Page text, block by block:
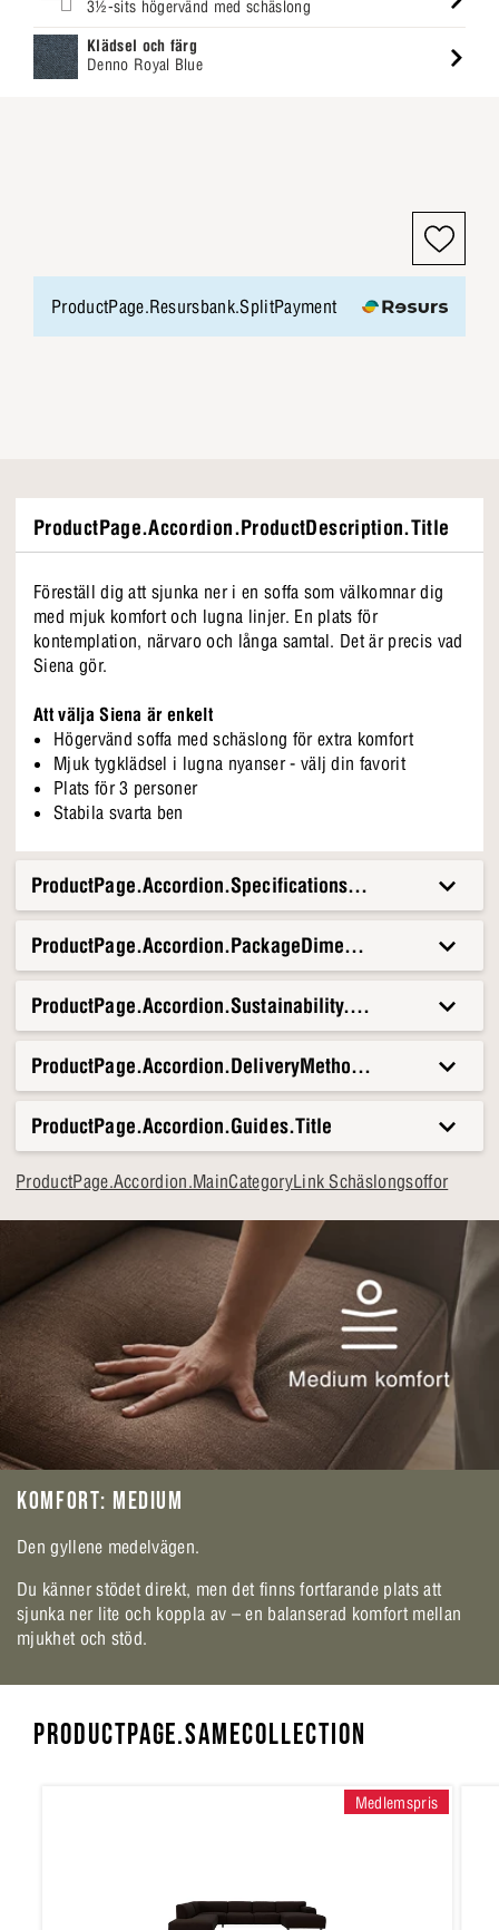
3½-sits högervänd med schäslong
Klädsel och färg
Denno Royal Blue
ProductPage.Resursbank.SplitPayment
ProductPage.Accordion.ProductDescription.Title
Föreställ dig att sjunka ner i en soffa som välkomnar dig
med mjuk komfort och lugna linjer. En plats för
kontemplation, närvaro och långa samtal. Det är precis vad
Siena gör.
Att välja Siena är enkelt
Högervänd soffa med schäslong för extra komfort
Mjuk tygklädsel i lugna nyanser - välj din favorit
Plats för 3 personer
Stabila svarta ben
ProductPage.Accordion.Specifications.Title
ProductPage.Accordion.Sustainability.Title
ProductPage.Accordion.DeliveryMethods.Title
ProductPage.Accordion.Guides.Title
ProductPage.Accordion.MainCategoryLink Schäslongsoffor
KOMFORT: MEDIUM
Den gyllene medelvägen.
Du känner stödet direkt, men det finns fortfarande plats att
sjunka ner lite och koppla av – en balanserad komfort mellan
mjukhet och stöd.
PRODUCTPAGE.SAMECOLLECTION
Medlemspris